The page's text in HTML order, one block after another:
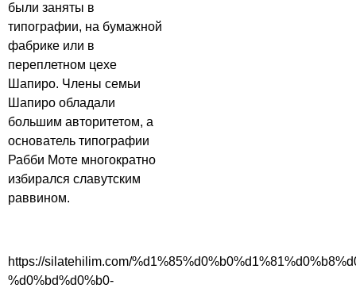
были заняты в
типографии, на бумажной
фабрике или в
переплетном цехе
Шапиро. Члены семьи
Шапиро обладали
большим авторитетом, а
основатель типографии
Рабби Моте многократно
избирался славутским
раввином.
https://silatehilim.com/
%d0%bd%d0%b0-